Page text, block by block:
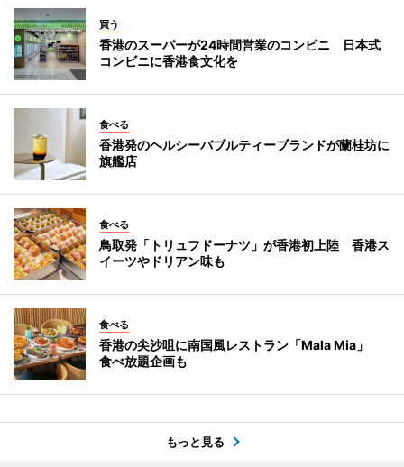
買う
香港のスーパーが24時間営業のコンビニ 日本式
コンビニに香港食文化を
食べる
香港発のヘルシーバブルティーブランドが蘭桂坊に
旗艦店
食べる
鳥取発「トリュフドーナツ」が香港初上陸 香港ス
イーツやドリアン味も
食べる
香港の尖沙咀に南国風レストラン「Mala Mia」
食べ放題企画も
もっと見る